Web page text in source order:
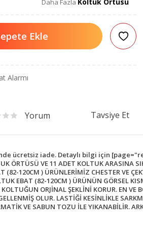
Daha Fazla
Ekle
Alarmı
Yorum Tavsiye Et
ücretsiz iade. Detaylı bilgi için
ÖRTÜSÜ VE 11 ADET KOLTUK ARASINA
120CM ) ÜRÜNLERİMİZ CHESTER VE
EBAT (82-120CM ) ÜRÜNÜN GÖRSEL
ORJİNAL ŞEKLİNİ KORUR. EN VE
OLUR. LASTİĞİ KESİNLİKLE
VE SABUN TOZU İLE YIKANABİLİR.